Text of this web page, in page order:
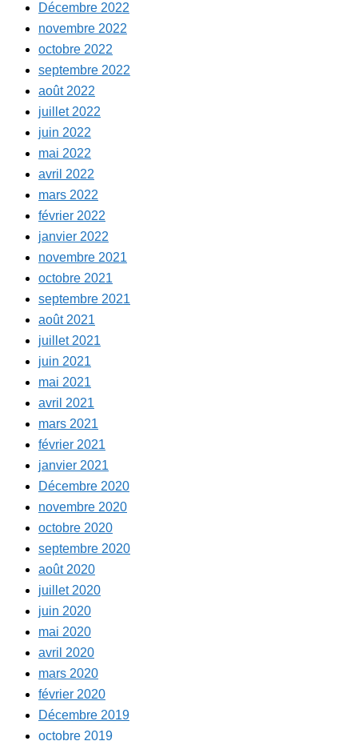
Décembre 2022
novembre 2022
octobre 2022
septembre 2022
août 2022
juillet 2022
juin 2022
mai 2022
avril 2022
mars 2022
février 2022
janvier 2022
novembre 2021
octobre 2021
septembre 2021
août 2021
juillet 2021
juin 2021
mai 2021
avril 2021
mars 2021
février 2021
janvier 2021
Décembre 2020
novembre 2020
octobre 2020
septembre 2020
août 2020
juillet 2020
juin 2020
mai 2020
avril 2020
mars 2020
février 2020
Décembre 2019
octobre 2019